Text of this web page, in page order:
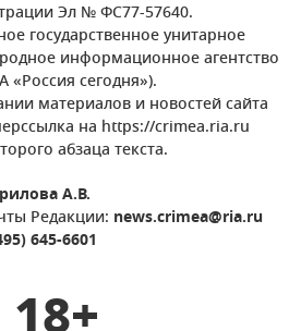
Эл № ФС77-57640.
государственное унитарное
информационное агентство
«Россия сегодня»).
материалов и новостей сайта
на https://crimea.ria.ru
абзаца текста.
А.В.
Редакции: news.crimea@ria.ru
645-6601